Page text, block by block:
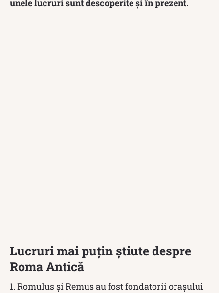
unele lucruri sunt descoperite și în prezent.
Lucruri mai puțin știute despre
Roma Antică
1. Romulus și Remus au fost fondatorii orașului